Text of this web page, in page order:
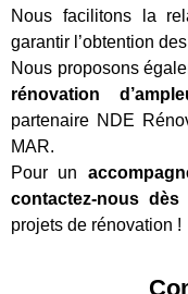
Nous facilitons la
garantir l’obtention
Nous proposons
rénovation
partenaire NDE
MAR.
Pour un
contactez-nous dès
projets de rénovation !